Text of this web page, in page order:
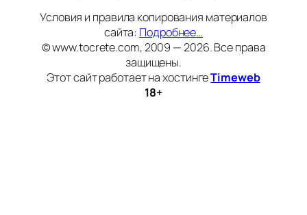
Условия и правила копирования материалов
сайта: Подробнее…
© www.tocrete.com, 2009 — 2026. Все права
защищены.
Этот сайт работает на хостингеTimeweb
18+